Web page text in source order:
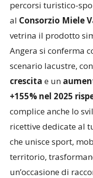
percorsi turistico-
al Consorzio Miele
vetrina il prodotto
Angera si conferma
scenario lacustre,
crescita e un
+155% nel 2025
complice anche lo
ricettive dedicate al
che unisce sport,
territorio,
un’occasione di